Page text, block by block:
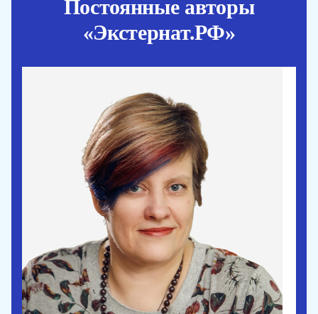
Постоянные авторы
«Экстернат.РФ»